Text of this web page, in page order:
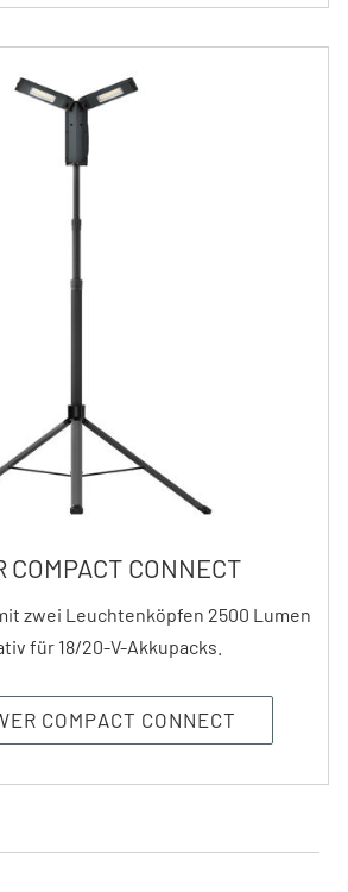
COMPACT CONNECT
zwei Leuchtenköpfen 2500 Lumen
für 18/20-V-Akkupacks.
COMPACT CONNECT